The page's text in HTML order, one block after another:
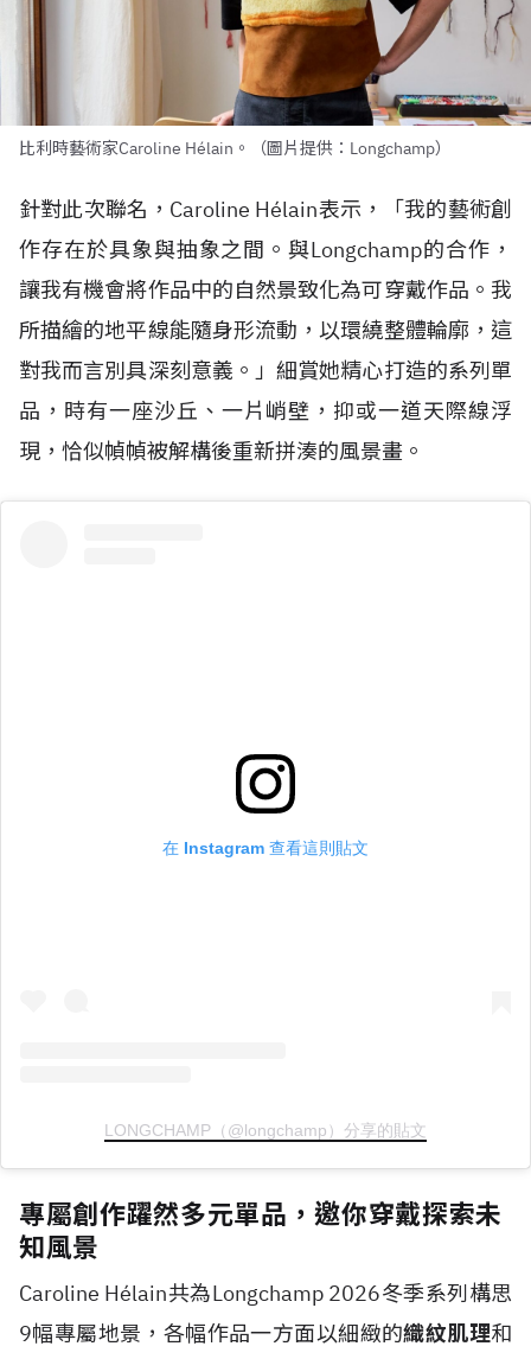
比利時藝術家Caroline Hélain。（圖片提供：Longchamp）
針對此次聯名，Caroline Hélain表示，「我的藝術創
作存在於具象與抽象之間。與Longchamp的合作，
讓我有機會將作品中的自然景致化為可穿戴作品。我
所描繪的地平線能隨身形流動，以環繞整體輪廓，這
對我而言別具深刻意義。」細賞她精心打造的系列單
品，時有一座沙丘、一片峭壁，抑或一道天際線浮
現，恰似幀幀被解構後重新拼湊的風景畫。
在 Instagram 查看這則貼文
LONGCHAMP（@longchamp）分享的貼文
專屬創作躍然多元單品，邀你穿戴探索未
知風景
Caroline Hélain共為Longchamp 2026冬季系列構思
9幅專屬地景，各幅作品一方面以細緻的織紋肌理和